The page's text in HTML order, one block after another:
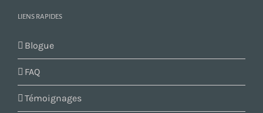
LIENS RAPIDES
Blogue
FAQ
Témoignages